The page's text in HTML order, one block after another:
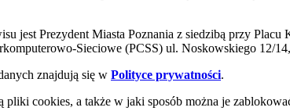
jest Prezydent Miasta Poznania z siedzibą przy
Sieciowe (PCSS) ul. Noskowskiego 12/
znajdują się w Polityce prywatności.
pliki cookies, a także w jaki sposób można je